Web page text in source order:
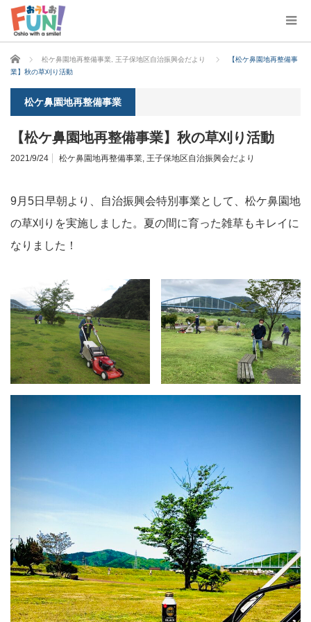
ホーム 松ケ鼻園地再整備事業 王子保地区自治振興会だより
【松ケ鼻園地再整備事
業】秋の草刈り活動
松ケ鼻園地再整備事業
【松ケ鼻園地再整備事業】秋の草刈り活動
2021/9/24 松ケ鼻園地再整備事業, 王子保地区自治振興会だより
9月5日早朝より、自治振興会特別事業として、松ケ鼻園地
の草刈りを実施しました。夏の間に育った雑草もキレイに
なりました！